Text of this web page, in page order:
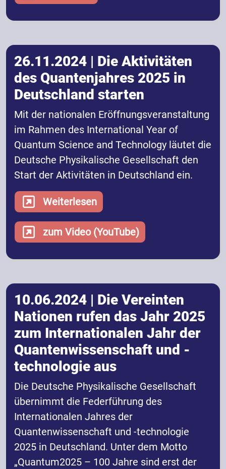
26.11.2024 | Die Aktivitäten
des Quantenjahres 2025 in
Deutschland starten
Mit der nationalen Eröffnungsveranstaltung
im Rahmen des International Year of
Quantum Science and Technology läutet die
Deutsche Physikalische Gesellschaft den
Start der Aktivitäten in Deutschland ein.
Weiterlesen
zum Video (YouTube)
10.06.2024 | Die Vereinten
Nationen rufen das Jahr 2025
zum Internationalen Jahr der
Quantenwissenschaft und -
technologie aus
Die Deutsche Physikalische Gesellschaft
übernimmt die Federführung des
Internationalen Jahres der
Quantenwissenschaft und -technologie
2025 in Deutschland. Unter dem Motto
„Quantum2025 – 100 Jahre sind erst der